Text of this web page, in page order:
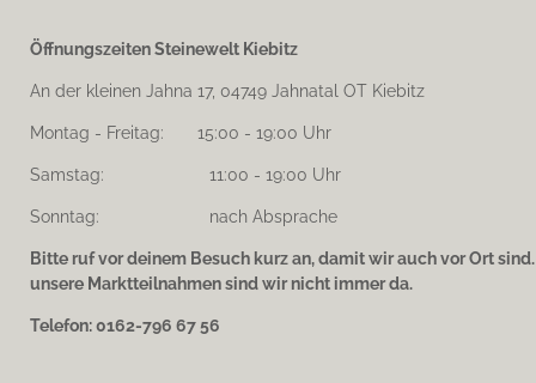
Öffnungszeiten Steinewelt Kiebitz
An der kleinen Jahna 17, 04749 Jahnatal OT Kiebitz
Montag - Freitag: 15:00 - 19:00 Uhr
Samstag: 11:00 - 19:00 Uhr
Sonntag: nach Absprache
Bitte ruf vor deinem Besuch kurz an, damit wir auch vor Ort
unsere Marktteilnahmen sind wir nicht immer da.
Telefon: 0162-796 67 56